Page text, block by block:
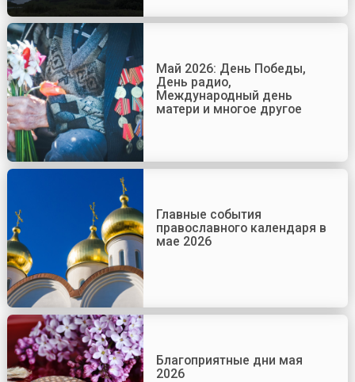
Май 2026: День Победы,
День радио,
Международный день
матери и многое другое
Главные события
православного календаря в
мае 2026
Благоприятные дни мая
2026